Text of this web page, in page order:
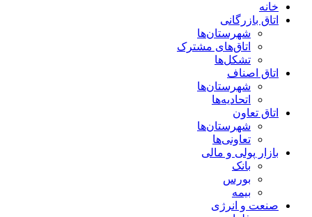
خانه
اتاق بازرگانی
شهرستان‌ها
اتاق‌های مشترک
تشکل‌ها
اتاق اصناف
شهرستان‌ها
اتحادیه‌ها
اتاق تعاون
شهرستان‌ها
تعاونی‌ها
بازار پولی و مالی
بانک
بورس
بیمه
صنعت و انرژی